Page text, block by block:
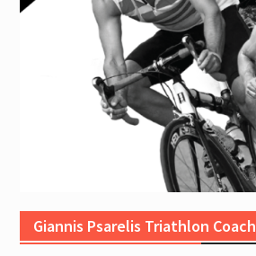
Giannis Psarelis Triathlon Coach